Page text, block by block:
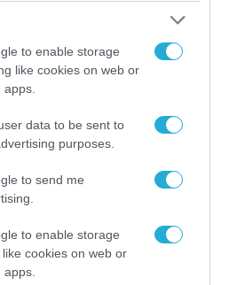
to enable storage
like cookies on web or
data to be sent to
purposes.
to send me
to enable storage
cookies on web or
Η «αιχμηρή» ανάρτηση